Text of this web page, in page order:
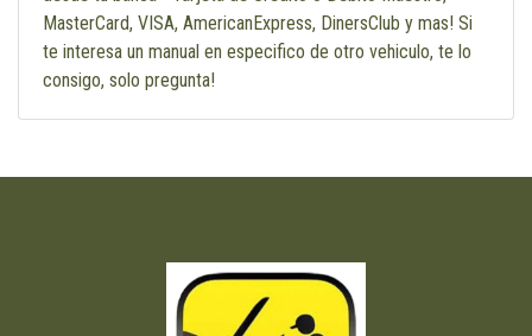
MasterCard, VISA, AmericanExpress, DinersClub y mas! Si
te interesa un manual en especifico de otro vehiculo, te lo
consigo, solo pregunta!